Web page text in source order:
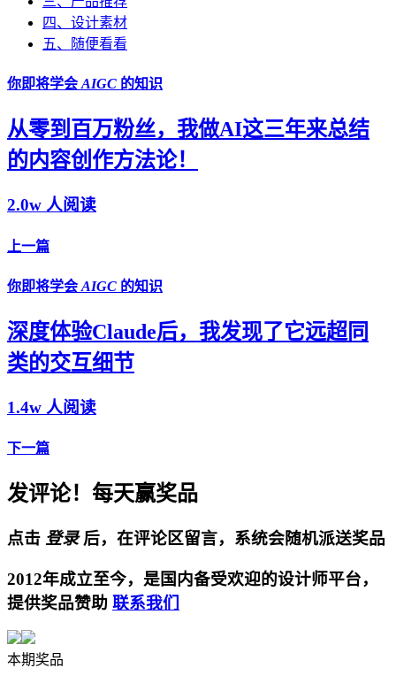
四、设计素材
五、随便看看
你即将学会 AIGC 的知识
从零到百万粉丝，我做AI这三年来总结
的内容创作方法论！
2.0w 人阅读
上一篇
你即将学会 AIGC 的知识
深度体验Claude后，我发现了它远超同
类的交互细节
1.4w 人阅读
下一篇
发评论！每天赢奖品
点击 登录后，在评论区留言，系统会随机派送奖品
2012年成立至今，是国内备受欢迎的设计师平台，
提供奖品赞助 联系我们
本期奖品